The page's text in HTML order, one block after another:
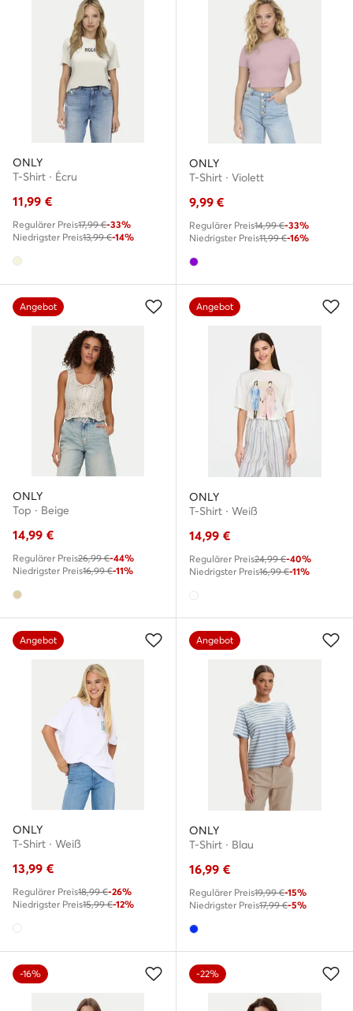
ONLY
T-Shirt · Écru
11,99 €
Regulärer Preis17,99 €-33%
Niedrigster Preis13,99 €-14%
ONLY
T-Shirt · Violett
9,99 €
Regulärer Preis14,99 €-33%
Niedrigster Preis11,99 €-16%
Angebot
ONLY
Top · Beige
14,99 €
Regulärer Preis26,99 €-44%
Niedrigster Preis16,99 €-11%
Angebot
ONLY
T-Shirt · Weiß
14,99 €
Regulärer Preis24,99 €-40%
Niedrigster Preis16,99 €-11%
Angebot
ONLY
T-Shirt · Weiß
13,99 €
Regulärer Preis18,99 €-26%
Niedrigster Preis15,99 €-12%
Angebot
ONLY
T-Shirt · Blau
16,99 €
Regulärer Preis19,99 €-15%
Niedrigster Preis17,99 €-5%
-16% -22%